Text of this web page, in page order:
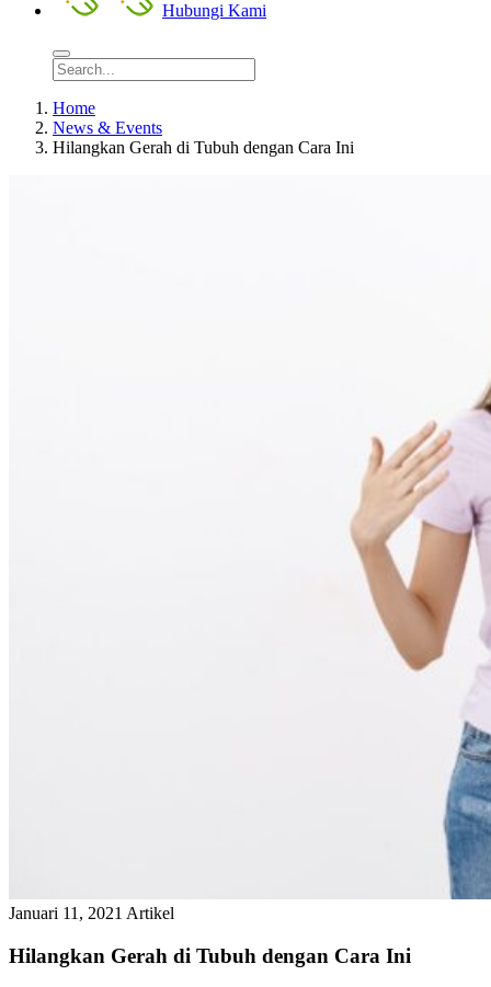
Hubungi Kami
Home
News & Events
Hilangkan Gerah di Tubuh dengan Cara Ini
Januari 11, 2021 Artikel
Hilangkan Gerah di Tubuh dengan Cara Ini